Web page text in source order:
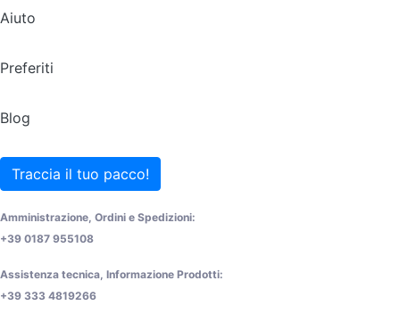
Aiuto
Preferiti
Blog
Traccia il tuo pacco!
Amministrazione, Ordini e Spedizioni:
+39 0187 955108
Assistenza tecnica, Informazione Prodotti:
+39 333 4819266